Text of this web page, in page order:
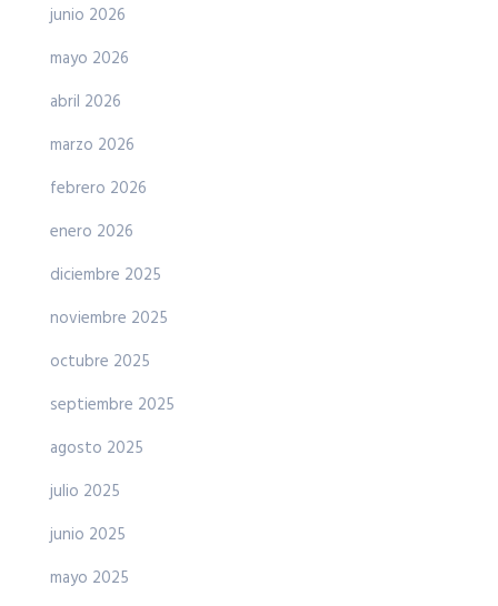
junio 2026
mayo 2026
abril 2026
marzo 2026
febrero 2026
enero 2026
diciembre 2025
noviembre 2025
octubre 2025
septiembre 2025
agosto 2025
julio 2025
junio 2025
mayo 2025